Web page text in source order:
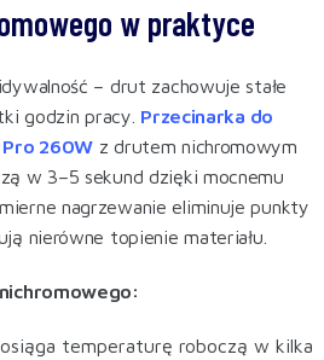
w praktyce
– drut zachowuje stałe
godzin pracy. Przecinarka do
260W z drutem nichromowym
w 3–5 sekund dzięki mocnemu
nagrzewanie eliminuje punkty
nierówne topienie materiału.
temperaturę roboczą w kilka